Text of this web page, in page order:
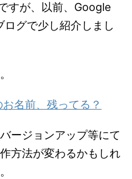
すが、以前、Google
グで少し紹介しまし
名前、残ってる？
ージョンアップ等にて
方法が変わるかもしれ